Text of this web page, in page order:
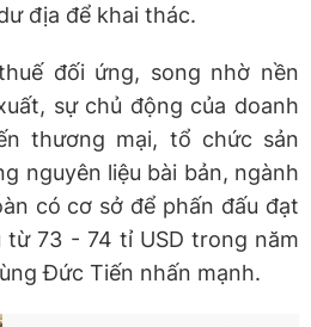
địa để khai thác.
đối ứng, song nhờ nền
sự chủ động của doanh
thương mại, tổ chức sản
nguyên liệu bài bản, ngành
có cơ sở để phấn đấu đạt
từ 73 - 74 tỉ USD trong năm
Đức Tiến nhấn mạnh.